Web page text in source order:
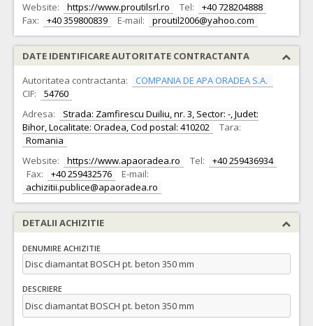
Website:
https://www.proutilsrl.ro Tel:
+40 728204888
Fax:
+40 359800839 E-mail: proutil2006@yahoo.com
DATE IDENTIFICARE AUTORITATE CONTRACTANTA
Autoritatea contractanta:
COMPANIA DE APA ORADEA S.A.
CIF:
54760
Adresa:
Strada: Zamfirescu Duiliu, nr. 3, Sector: -, Judet:
Bihor, Localitate: Oradea, Cod postal: 410202
Tara:
Romania
Website:
https://www.apaoradea.ro Tel:
+40 259436934
Fax:
+40 259432576
E-mail:
achizitii.publice@apaoradea.ro
DETALII ACHIZITIE
DENUMIRE ACHIZITIE
Disc diamantat BOSCH pt. beton 350 mm
DESCRIERE
Disc diamantat BOSCH pt. beton 350 mm